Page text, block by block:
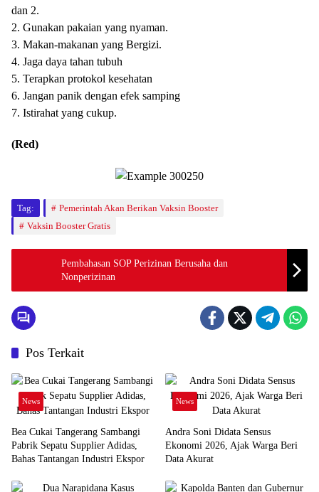
dan 2.
2. Gunakan pakaian yang nyaman.
3. Makan-makanan yang Bergizi.
4. Jaga daya tahan tubuh
5. Terapkan protokol kesehatan
6. Jangan panik dengan efek samping
7. Istirahat yang cukup.
(Red)
Tag:
Pemerintah Akan Berikan Vaksin Booster
Vaksin Booster Gratis
Pembahasan SOP Perizinan Berusaha dan
Nonperizinan
Pos Terkait
News
Bea Cukai Tangerang Sambangi
Pabrik Sepatu Supplier Adidas,
Bahas Tantangan Industri Ekspor
News
Andra Soni Didata Sensus
Ekonomi 2026, Ajak Warga Beri
Data Akurat